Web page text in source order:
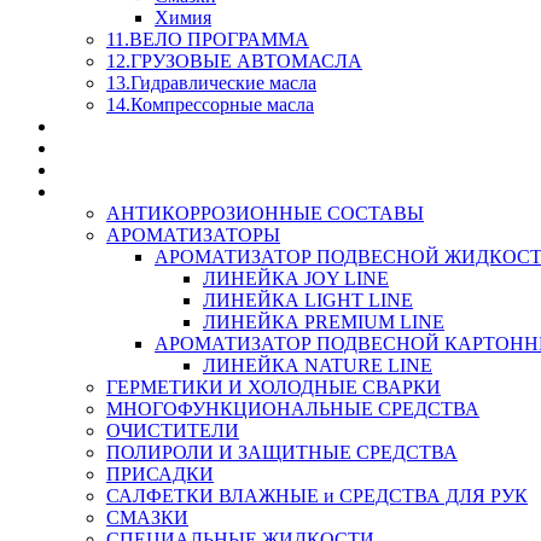
Химия
11.ВЕЛО ПРОГРАММА
12.ГРУЗОВЫЕ АВТОМАСЛА
13.Гидравлические масла
14.Компрессорные масла
АНТИКОРРОЗИОННЫЕ СОСТАВЫ
АРОМАТИЗАТОРЫ
АРОМАТИЗАТОР ПОДВЕСНОЙ
ЛИНЕЙКА JOY LINE
ЛИНЕЙКА LIGHT LINE
ЛИНЕЙКА PREMIUM LINE
АРОМАТИЗАТОР ПОДВЕСНОЙ
ЛИНЕЙКА NATURE LINE
ГЕРМЕТИКИ И ХОЛОДНЫЕ СВАРКИ
МНОГОФУНКЦИОНАЛЬНЫЕ СРЕДСТВА
ОЧИСТИТЕЛИ
ПОЛИРОЛИ И ЗАЩИТНЫЕ СРЕДСТВА
ПРИСАДКИ
САЛФЕТКИ ВЛАЖНЫЕ и СРЕДСТВА ДЛЯ РУК
СМАЗКИ